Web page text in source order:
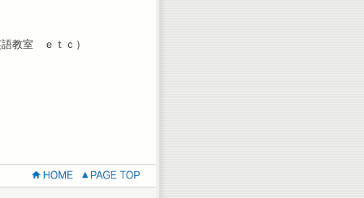
教室 ｅｔｃ）